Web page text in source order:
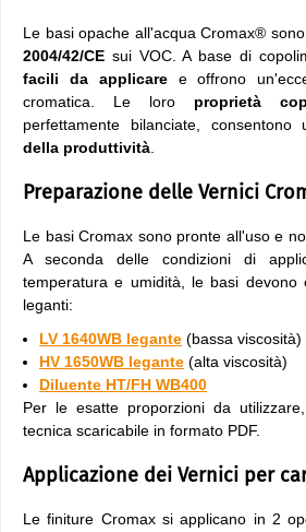
Le basi opache all'acqua Cromax®
2004/42/CE sui VOC. A base di
facili da applicaree offrono
cromatica. Le loro proprietà
perfettamente bilanciate, consentono
della produttività
Preparazione delle Vernici
Le basi Cromax sono pronte all'uso e
A seconda delle condizioni di
temperatura e umidità, le basi devono
leganti:
LV 1640WB legante (bassa viscosità)
HV 1650WB legante (alta viscosità)
Diluente HT/FH WB400
Per le esatte proporzioni da
tecnica scaricabile in formato PDF.
Applicazione dei Vernici per
Le finiture Cromax si applicano in 2